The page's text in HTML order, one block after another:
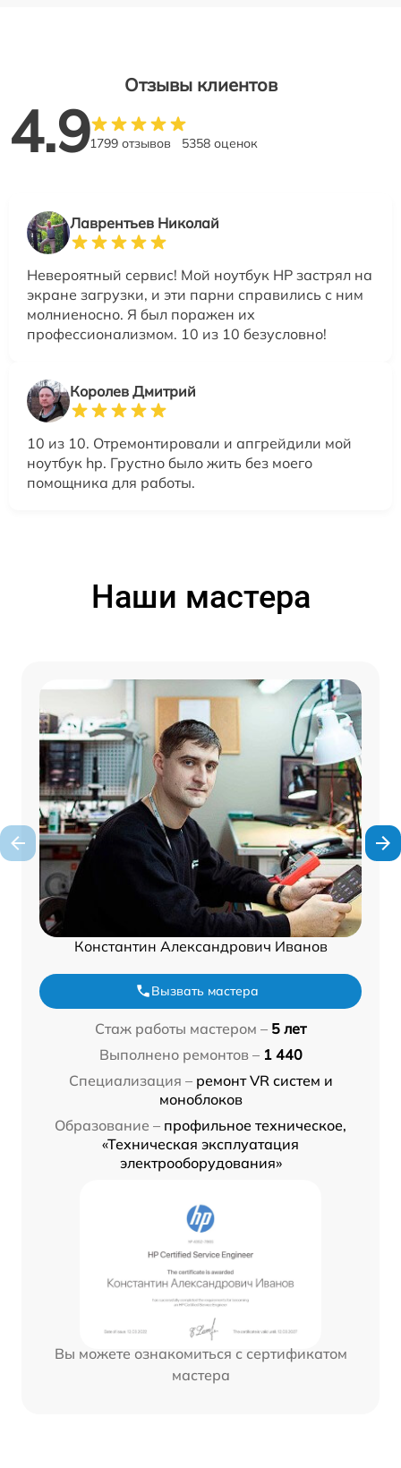
Отзывы клиентов
4.91799 отзывов 5358 оценок
Лаврентьев Николай
Невероятный сервис! Мой ноутбук HP застрял на
экране загрузки, и эти парни справились с ним
молниеносно. Я был поражен их
профессионализмом. 10 из 10 безусловно!
Королев Дмитрий
10 из 10. Отремонтировали и апгрейдили мой
ноутбук hp. Грустно было жить без моего
помощника для работы.
Наши мастера
Константин Александрович Иванов
Вызвать мастера
Стаж работы мастером – 5 лет
Выполнено ремонтов – 1 440
Специализация – ремонт VR систем и
моноблоков
Образование – профильное техническое,
«Техническая эксплуатация
электрооборудования»
Вы можете ознакомиться с сертификатом
мастера